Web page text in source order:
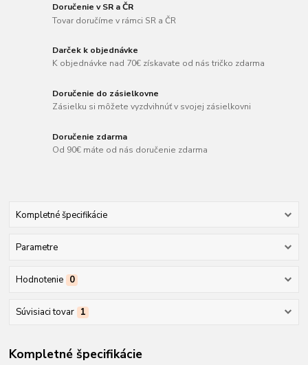
Doručenie v SR a ČR
Tovar doručíme v rámci SR a ČR
Darček k objednávke
K objednávke nad 70€ získavate od nás tričko zdarma
Doručenie do zásielkovne
Zásielku si môžete vyzdvihnúť v svojej zásielkovni
Doručenie zdarma
Od 90€ máte od nás doručenie zdarma
Kompletné špecifikácie
Parametre
Hodnotenie 0
Súvisiaci tovar 1
Kompletné špecifikácie